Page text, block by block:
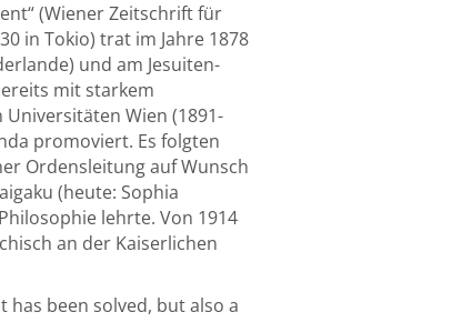
(Wiener Zeitschrift für
in Tokio) trat im Jahre 1878
und am Jesuiten-
mit starkem
Wien (1891-
promoviert. Es folgten
Ordensleitung auf Wunsch
(heute: Sophia
lehrte. Von 1914
an der Kaiserlichen
been solved, but also a